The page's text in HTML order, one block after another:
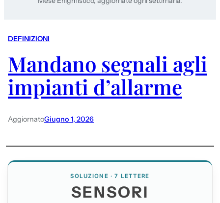
DEFINIZIONI
Mandano segnali agli
impianti d’allarme
AggiornatoGiugno 1, 2026
SOLUZIONE · 7 LETTERE
SENSORI